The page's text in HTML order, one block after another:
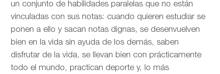
un conjunto de habilidades paralelas que no están
vinculadas con sus notas: cuando quieren estudiar se
ponen a ello y sacan notas dignas, se desenvuelven
bien en la vida sin ayuda de los demás, saben
disfrutar de la vida, se llevan bien con prácticamente
todo el mundo, practican deporte y, lo más